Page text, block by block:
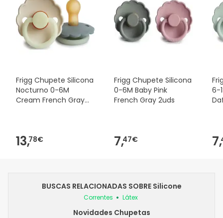
Frigg Chupete Silicona
Nocturno 0-6M
Cream French Gray
13,78€
Frigg Chupete Silicona
0-6M Baby Pink
French Gray 2uds
7,47€
6-
7,
BUSCAS RELACIONADAS SOBRE Silicone
Correntes Látex
Novidades Chupetas